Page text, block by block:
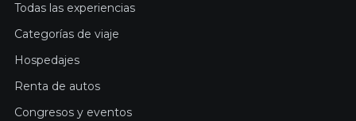
Todas las experiencias
Categorías de viaje
Hospedajes
Renta de autos
Congresos y eventos